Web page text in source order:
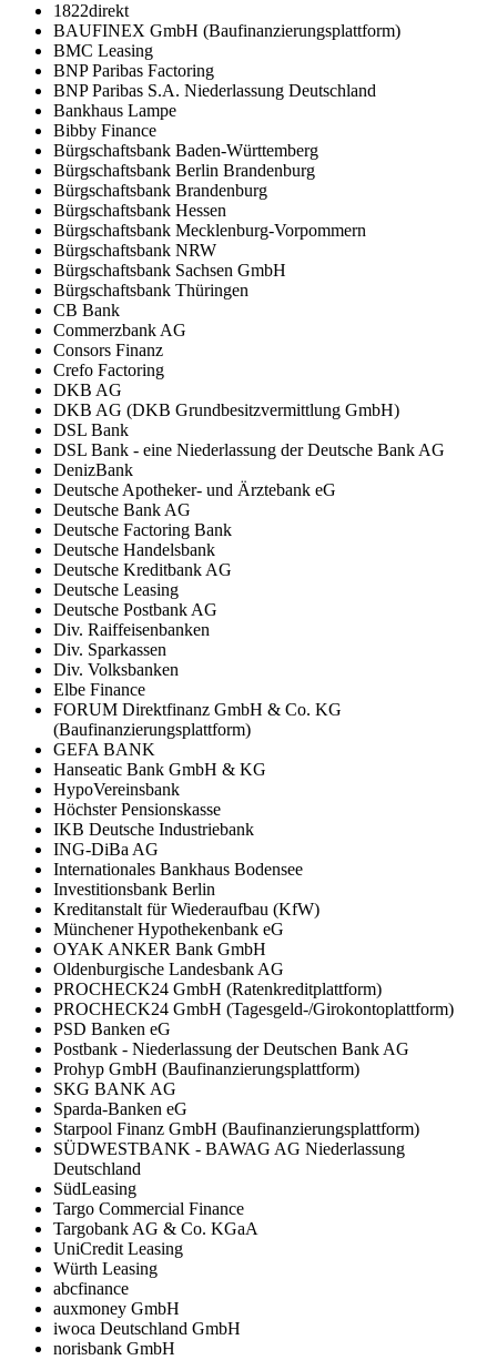
1822direkt
BAUFINEX GmbH (Baufinanzierungsplattform)
BMC Leasing
BNP Paribas Factoring
BNP Paribas S.A. Niederlassung Deutschland
Bankhaus Lampe
Bibby Finance
Bürgschaftsbank Baden-Württemberg
Bürgschaftsbank Berlin Brandenburg
Bürgschaftsbank Brandenburg
Bürgschaftsbank Hessen
Bürgschaftsbank Mecklenburg-Vorpommern
Bürgschaftsbank NRW
Bürgschaftsbank Sachsen GmbH
Bürgschaftsbank Thüringen
CB Bank
Commerzbank AG
Consors Finanz
Crefo Factoring
DKB AG
DKB AG (DKB Grundbesitzvermittlung GmbH)
DSL Bank
DSL Bank - eine Niederlassung der Deutsche Bank AG
DenizBank
Deutsche Apotheker- und Ärztebank eG
Deutsche Bank AG
Deutsche Factoring Bank
Deutsche Handelsbank
Deutsche Kreditbank AG
Deutsche Leasing
Deutsche Postbank AG
Div. Raiffeisenbanken
Div. Sparkassen
Div. Volksbanken
Elbe Finance
FORUM Direktfinanz GmbH & Co. KG
(Baufinanzierungsplattform)
GEFA BANK
Hanseatic Bank GmbH & KG
HypoVereinsbank
Höchster Pensionskasse
IKB Deutsche Industriebank
ING-DiBa AG
Internationales Bankhaus Bodensee
Investitionsbank Berlin
Kreditanstalt für Wiederaufbau (KfW)
Münchener Hypothekenbank eG
OYAK ANKER Bank GmbH
Oldenburgische Landesbank AG
PROCHECK24 GmbH (Ratenkreditplattform)
PROCHECK24 GmbH (Tagesgeld-/Girokontoplattform)
PSD Banken eG
Postbank - Niederlassung der Deutschen Bank AG
Prohyp GmbH (Baufinanzierungsplattform)
SKG BANK AG
Sparda-Banken eG
Starpool Finanz GmbH (Baufinanzierungsplattform)
SÜDWESTBANK - BAWAG AG Niederlassung
Deutschland
SüdLeasing
Targo Commercial Finance
Targobank AG & Co. KGaA
UniCredit Leasing
Würth Leasing
abcfinance
auxmoney GmbH
iwoca Deutschland GmbH
norisbank GmbH